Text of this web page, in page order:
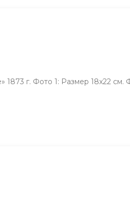
г. Фото 1: Размер 18х22 см.